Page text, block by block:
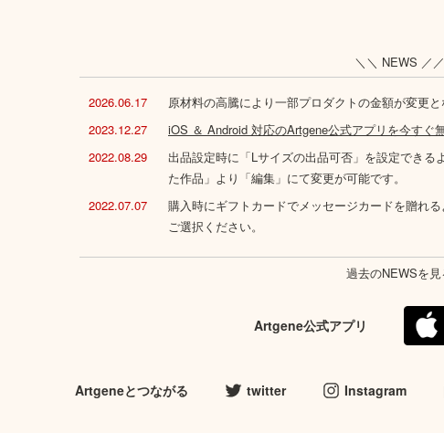
＼＼ NEWS ／／
2026.06.17 原材料の高騰により一部プロダクトの金額が変更
2023.12.27
iOS ＆ Android 対応のArtgene公式アプリを今すぐ
2022.08.29
出品設定時に「Lサイズの出品可否」を設定でき
た作品」より「編集」にて変更が可能です。
2022.07.07
購入時にギフトカードでメッセージカードを贈れ
ご選択ください。
過去のNEWSを見
Artgene公式アプリ
Artgeneとつながる twitter Instagram